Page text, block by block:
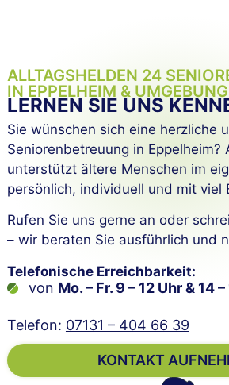
ALLTAGSHELDEN 24
IN EPPELHEIM & UMGEBUNG
LERNEN SIE UNS
Sie wünschen sich eine herzliche
Seniorenbetreuung in Eppelheim?
unterstützt ältere Menschen im
persönlich, individuell und mit viel
Rufen Sie uns gerne an oder
– wir beraten Sie ausführlich und
Telefonische Erreichbarkeit:
von Mo. – Fr. 9 – 12 Uhr & 14
Telefon: 07131 – 404 66 39
KONTAKT